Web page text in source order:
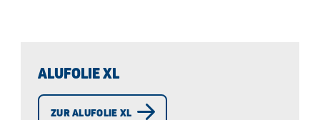
ALUFOLIE XL
ZUR ALUFOLIE XL